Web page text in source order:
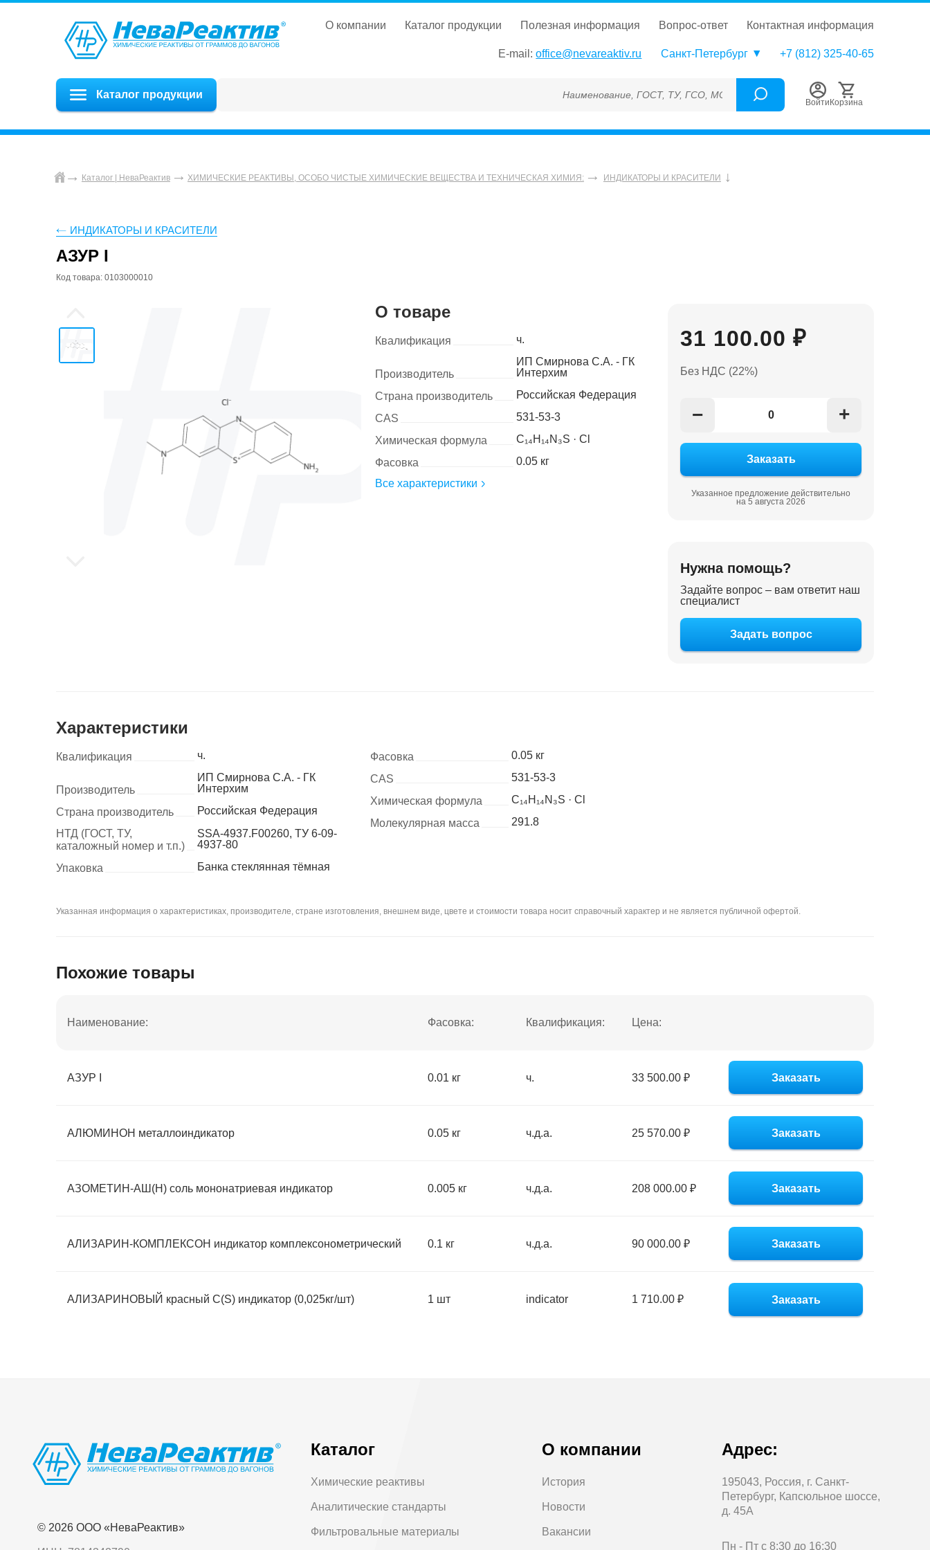
о компании каталог продукции полезная информация вопрос-ответ контактная информация
E-mail: office@nevareaktiv.ru Санкт-Петербург +7 (812) 325-40-65
Каталог продукции Наименование, ГОСТ, ТУ, ГСО, МСО, ОСО, СОП, ГРСИ, Каталожный номер (Артикул),
Войти Корзина
Каталог | НеваРеактив ХИМИЧЕСКИЕ РЕАКТИВЫ, ОСОБО ЧИСТЫЕ ХИМИЧЕСКИЕ ВЕЩЕСТВА И ТЕХНИЧЕСКАЯ ХИМИЯ: ИНДИКАТОРЫ И КРАСИТЕЛИ
ИНДИКАТОРЫ И КРАСИТЕЛИ
АЗУР I
Код товара: 0103000010
31 100.00 ₽
Без НДС (22%)
− +
Указанное предложение действительно
на 5 августа 2026
О товаре
Квалификация ч.
Производитель
ИП Смирнова С.А. - ГК
Интерхим
Страна производитель
Российская Федерация
CAS
531-53-3
Химическая формула
C₁₄H₁₄N₃S · Cl
Фасовка
0.05 кг
Все характеристики
Нужна помощь?
Задайте вопрос – вам ответит наш
специалист
Задать вопрос
Характеристики
Квалификация ч.
Производитель
ИП Смирнова С.А. - ГК
Интерхим
Страна производитель
Российская Федерация
НТД (ГОСТ, ТУ,
каталожный номер и т.п.)
SSA-4937.F00260, ТУ 6-09-
4937-80
Упаковка
Банка стеклянная тёмная
Фасовка
0.05 кг
CAS
531-53-3
Химическая формула
C₁₄H₁₄N₃S · Cl
Молекулярная масса
291.8
Указанная информация о характеристиках, производителе, стране изготовления, внешнем виде, цвете и стоимости товара носит справочный характер и не является публичной офертой.
Похожие товары
Наименование: Фасовка: Квалификация: Цена:
АЗУР I 0.01 кг ч. 33 500.00 ₽ Заказать
АЛЮМИНОН металлоиндикатор 0.05 кг ч.д.а. 25 570.00 ₽ Заказать
АЗОМЕТИН-АШ(H) соль мононатриевая индикатор 0.005 кг ч.д.а. 208 000.00 ₽ Заказать
АЛИЗАРИН-КОМПЛЕКСОН индикатор комплексонометрический 0.1 кг ч.д.а. 90 000.00 ₽ Заказать
АЛИЗАРИНОВЫЙ красный С(S) индикатор (0,025кг/шт) 1 шт indicator 1 710.00 ₽ Заказать
© 2026 OOO «НеваРеактив»
Каталог
Химические реактивы
Аналитические стандарты
Фильтровальные материалы
О компании
История
Новости
Вакансии
Адрес:
195043, Россия, г. Санкт-
Петербург, Капсюльное шоссе,
д. 45А
Пн - Пт с 8:30 до 16:30